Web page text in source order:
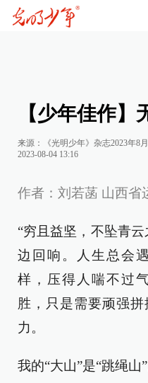
【少年佳作
来源：《光明少年》杂志2023年8
2023-08-04 13:16
作者：刘若菡 山西省
“穷且益坚，不坠青
边回响。人生总会
样，压得人喘不过
胜，只是需要顽强
力。
我的“大山”是“跳绳山”